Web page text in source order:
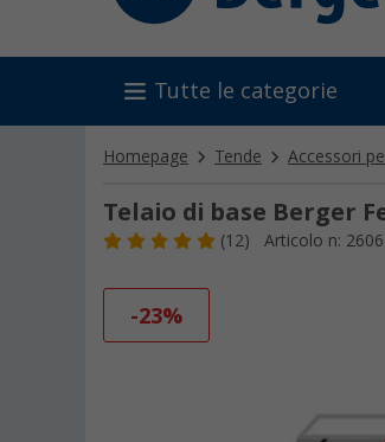
Tutte le categorie
Homepage Tende Accessori
Telaio di base Berger
(12) Articolo n:
-23%